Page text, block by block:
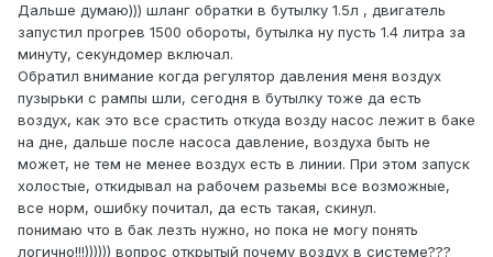
Дальше думаю))) шланг обратки в бутылку 1.5л , двигатель
запустил прогрев 1500 обороты, бутылка ну пусть 1.4 литра за
минуту, секундомер включал.
Обратил внимание когда регулятор давления меня воздух
пузырьки с рампы шли, сегодня в бутылку тоже да есть
воздух, как это все срастить откуда возду насос лежит в баке
на дне, дальше после насоса давление, воздуха быть не
может, не тем не менее воздух есть в линии. При этом запуск
холостые, откидывал на рабочем разьемы все возможные,
все норм, ошибку почитал, да есть такая, скинул.
понимаю что в бак лезть нужно, но пока не могу понять
логично!!!)))))) вопрос открытый почему воздух в системе???